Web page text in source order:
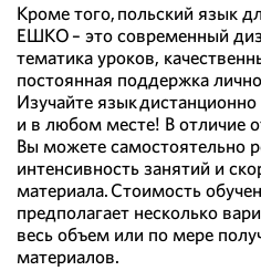
Кроме того, польский язык
ЕШКО – это современный
тематика уроков,
постоянная поддержка
Изучайте язык
и в любом месте! В отличие
Вы можете самостоятельно
интенсивность занятий и
материала. Стоимость
предполагает несколько
весь объем или по мере
материалов.